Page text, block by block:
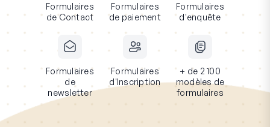
Formulaires
de Contact
Formulaires
de paiement
Formulaires
d'enquête
Formulaires
de
newsletter
Formulaires
d'Inscription
+ de 2 100
modèles de
formulaires